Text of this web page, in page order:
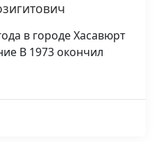
в городе Хасавюрт
В 1973 окончил